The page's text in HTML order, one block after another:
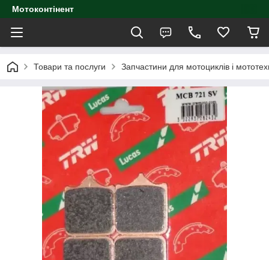
Мотоконтінент
Товари та послуги Запчастини для мотоциклів і